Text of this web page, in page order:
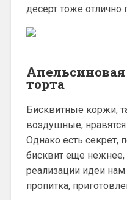
десерт тоже отлично
торта
Бисквитные коржи,
воздушные,
Однако есть секрет,
бисквит еще
реализации идеи
пропитка,